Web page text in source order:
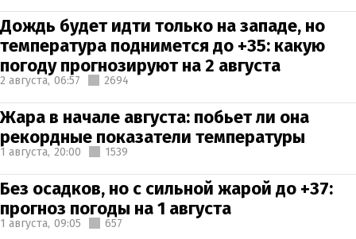
Дождь будет идти только на западе, но
температура поднимется до +35: какую
погоду прогнозируют на 2 августа
2 августа, 06:57 2694
Жара в начале августа: побьет ли она
рекордные показатели температуры
1 августа, 20:00 1539
Без осадков, но с сильной жарой до +37:
прогноз погоды на 1 августа
1 августа, 09:05 657